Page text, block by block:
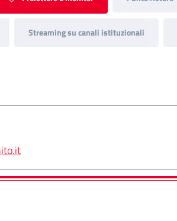
Streaming su canali istituzionali